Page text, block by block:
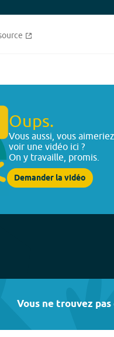
Oups.
Vous aussi, vous aimeriez
voir une vidéo ici ?
On y travaille, promis.
Demander la vidéo
Vous ne trouvez